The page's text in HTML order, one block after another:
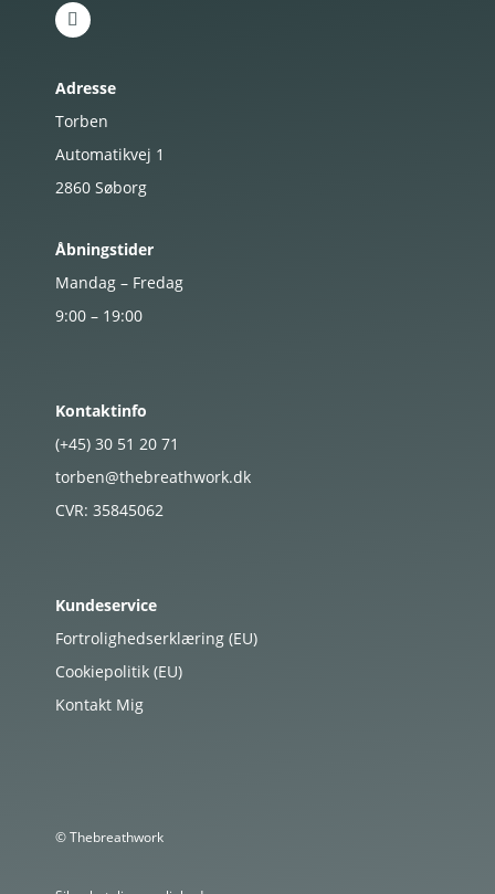
Adresse
Torben
Automatikvej 1
2860 Søborg
Åbningstider
Mandag – Fredag
9:00 – 19:00
Kontaktinfo
(+45) 30 51 20 71
torben@thebreathwork.dk
CVR: 35845062
Kundeservice
Fortrolighedserklæring (EU)
Cookiepolitik (EU)
Kontakt Mig
© Thebreathwork